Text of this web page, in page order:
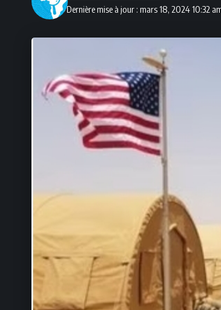
Dernière mise à jour : mars 18, 2024 10:32